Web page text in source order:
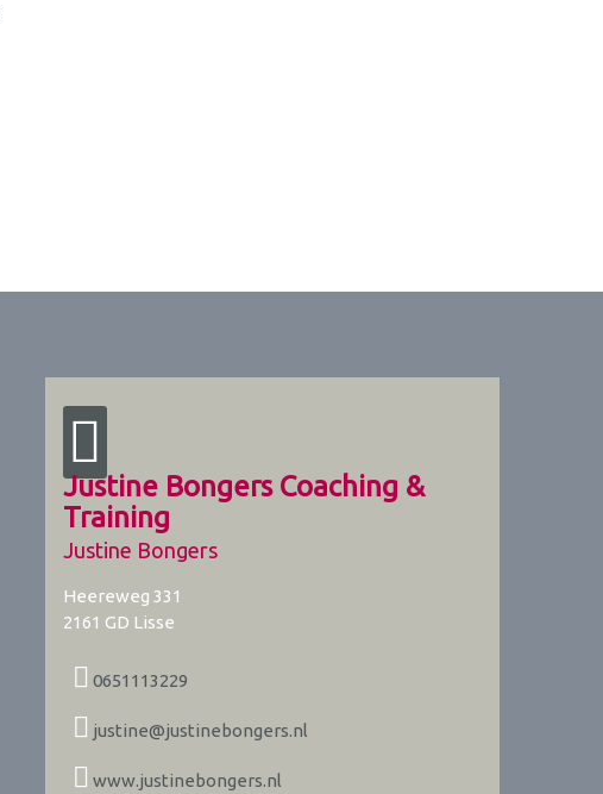
Justine Bongers Coaching &
Training
Justine Bongers
Heereweg 331
2161 GD Lisse
0651113229
justine@justinebongers.nl
www.justinebongers.nl